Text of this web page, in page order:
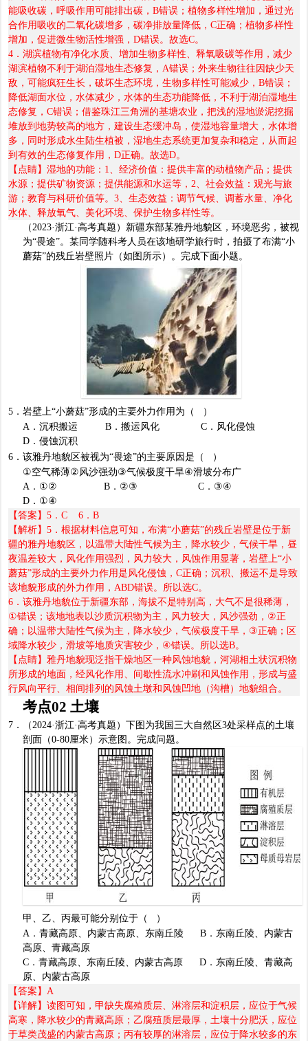
能吸收碳，呼吸作用可能排出碳，B错误；植物多样性增加，通过光
合作用吸收的二氧化碳增多，碳净排放量降低，C正确；植物多样性
增加，促进微生物活性增强，D错误。故选C。
4 ．湖滨植物有净化水质、增加生物多样性、释氧吸碳等作用，减少
湖滨植物不利于湖泊湿地生态修复，A错误；外来生物往往因缺少天
敌，可能疯狂生长，破坏生态环境，生物多样性可能减少，B错误；
降低湖面水位，水体减少，水体的生态功能降低，不利于湖泊湿地生
态修复，C错误；借鉴珠江三角洲的基塘农业，把浅的湿地淤泥挖掘
堆放到地势较高的地方，建设生态缓冲岛，使湿地容量增大，水体增
多，同时形成水生陆生植被，湿地生态系统更加复杂和稳定，从而起
到有效的生态修复作用，D正确。故选D。
【点睛】湿地的功能： 1、经济价值：提供丰富的动植物产品；提供
水源；提供矿物资源；提供能源和水运等，2、社会效益：观光与旅
游；教育与科研价值等。3、生态效益：调节气候、调蓄水量、净化
水体、释放氧气、美化环境、保护生物多样性等。
（2023·浙江·高考真题） 新疆东部某雅丹地貌区，环境恶劣，被视
为“畏途”。某同学随科考人员在该地研学旅行时，拍摄了布满“小
蘑菇”的残丘岩壁照片（如图所示）。完成下面小题。
5 ．岩壁上“小蘑菇”形成的主要外力作用为（
）
A ．沉积搬运 B ．搬运风化 C ．风化侵蚀
D ．侵蚀沉积
6 ．该雅丹地貌区被视为“畏途”的主要原因是（
）
①空气稀薄②风沙强劲③气候极度干旱④滑坡分布广
A ． ①② B ． ②③ C ． ③④
D ． ①④
【答案】5 ．C 6 ．B
【解析】5 ．根据材料信息可知，布满“小蘑菇”的残丘岩壁是位于新
疆的雅丹地貌区，以温带大陆性气候为主，降水较少，气候干旱，昼
夜温差较大，风化作用强烈，风力较大，风蚀作用显著，岩壁上“小
蘑菇”形成的主要外力作用是风化侵蚀，C正确；沉积、搬运不是导致
该地貌形成的外力作用，ABD错误。所以选C。
6 ．该雅丹地貌位于新疆东部，海拔不是特别高，大气不是很稀薄，
①错误；该地地表以沙质沉积物为主，风力较大，风沙强劲， ②正
确；以温带大陆性气候为主，降水较少，气候极度干旱， ③正确；区
域降水较少，滑坡等地质灾害较少， ④错误。所以选B。
【点睛】雅丹地貌现泛指干燥地区一种风蚀地貌，河湖相土状沉积物
所形成的地面，经风化作用、间歇性流水冲刷和风蚀作用，形成与盛
行风向平行、相间排列的风蚀土墩和风蚀凹地（沟槽）地貌组合。
考点02土壤
7 ．（2024·浙江·高考真题）下图为我国三大自然区3处采样点的土壤
剖面（0-80厘米）示意图。完成问题。
甲、乙、丙最可能分别位于（
）
A ．青藏高原、内蒙古高原、东南丘陵 B ．东南丘陵、内蒙古
高原、青藏高原
C ．青藏高原、东南丘陵、内蒙古高原 D ．东南丘陵、青藏高
原、内蒙古高原
【答案】A
【详解】读图可知，甲缺失腐殖质层、淋溶层和淀积层，应位于气候
高寒，降水较少的青藏高原；乙腐殖质层最厚，土壤十分肥沃，应位
于草类茂盛的内蒙古高原；丙有较厚的淋溶层，应位于降水较多的东